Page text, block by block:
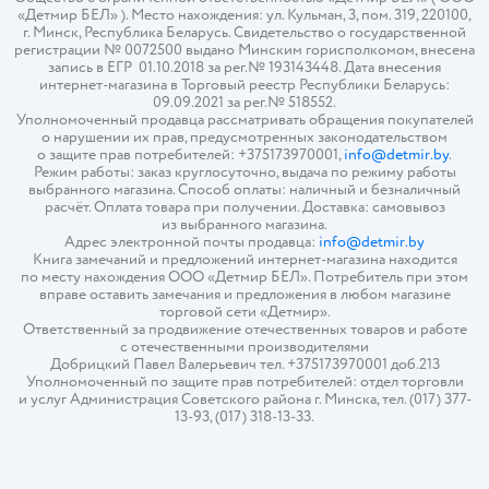
«Детмир БЕЛ» ). Место нахождения: ул. Кульман, 3, пом. 319, 220100,
г. Минск, Республика Беларусь. Свидетельство о государственной
регистрации № 0072500 выдано Минским горисполкомом, внесена
запись в ЕГР 01.10.2018 за рег.№ 193143448. Дата внесения
интернет-магазина в Торговый реестр Республики Беларусь:
09.09.2021 за рег.№ 518552.
Уполномоченный продавца рассматривать обращения покупателей
о нарушении их прав, предусмотренных законодательством
о защите прав потребителей: +375173970001,info@detmir.by.
Режим работы: заказ круглосуточно, выдача по режиму работы
выбранного магазина. Способ оплаты: наличный и безналичный
расчёт. Оплата товара при получении. Доставка: самовывоз
из выбранного магазина.
Адрес электронной почты продавца: info@detmir.by
Книга замечаний и предложений интернет-магазина находится
по месту нахождения ООО «Детмир БЕЛ». Потребитель при этом
вправе оставить замечания и предложения в любом магазине
торговой сети «Детмир».
Ответственный за продвижение отечественных товаров и работе
с отечественными производителями
Добрицкий Павел Валерьевич тел. +375173970001 доб.213
Уполномоченный по защите прав потребителей: отдел торговли
и услуг Администрация Советского района г. Минска, тел. (017) 377-
13-93, (017) 318-13-33.